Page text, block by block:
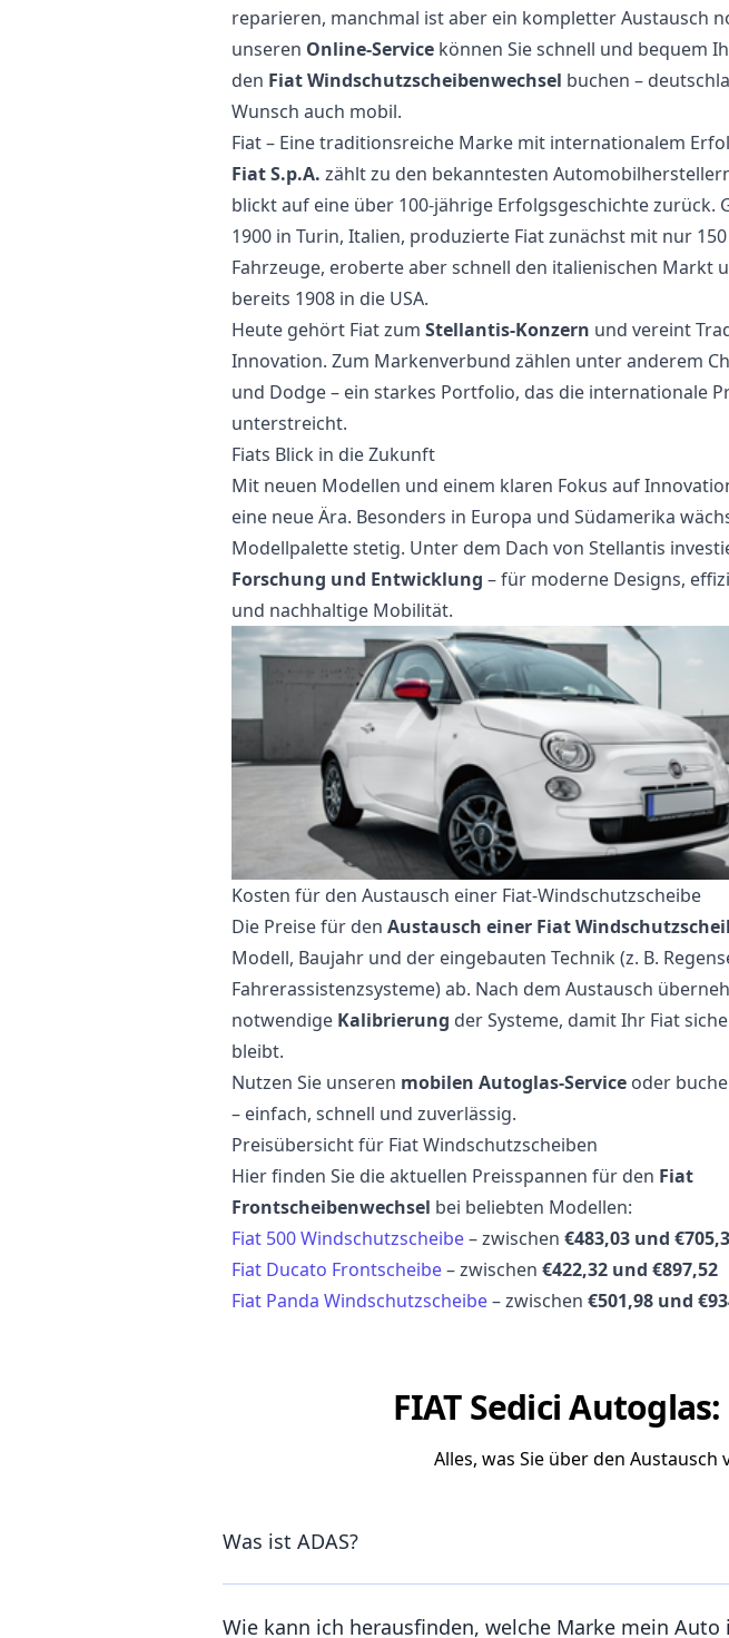
reparieren, manchmal ist aber ein kompletter Austausch
unseren Online-Service können Sie schnell und bequem
den Fiat Windschutzscheibenwechsel buchen –
Wunsch auch mobil.
Fiat – Eine traditionsreiche Marke mit internationalem
Fiat S.p.A. zählt zu den bekanntesten
blickt auf eine über 100-jährige Erfolgsgeschichte zurück.
1900 in Turin, Italien, produzierte Fiat zunächst mit nur
Fahrzeuge, eroberte aber schnell den italienischen Markt
bereits 1908 in die USA.
Heute gehört Fiat zum Stellantis-Konzern und vereint
Innovation. Zum Markenverbund zählen unter anderem
und Dodge – ein starkes Portfolio, das die internationale
unterstreicht.
Fiats Blick in die Zukunft
Mit neuen Modellen und einem klaren Fokus auf
eine neue Ära. Besonders in Europa und Südamerika
Modellpalette stetig. Unter dem Dach von Stellantis
Forschung und Entwicklung – für moderne Designs,
und nachhaltige Mobilität.
Kosten für den Austausch einer Fiat-Windschutzscheibe
Die Preise für den Austausch einer Fiat
Modell, Baujahr und der eingebauten Technik (z. B.
Fahrerassistenzsysteme) ab. Nach dem Austausch
notwendige Kalibrierung der Systeme, damit Ihr Fiat
bleibt.
Nutzen Sie unseren mobilen Autoglas-Service oder
– einfach, schnell und zuverlässig.
Preisübersicht für Fiat Windschutzscheiben
Hier finden Sie die aktuellen Preisspannen für den Fiat
Frontscheibenwechsel bei beliebten Modellen:
Fiat 500 Windschutzscheibe– zwischen €483,03 und
Fiat Ducato Frontscheibe– zwischen €422,32 und €897,52
Fiat Panda Windschutzscheibe– zwischen €501,98 und
FIAT Sedici
Alles, was Sie über den Austausch
Was ist ADAS?
Wie kann ich herausfinden, welche Marke mein Auto